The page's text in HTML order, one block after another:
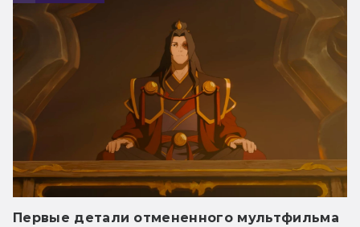
Первые детали отмененного мультфильма